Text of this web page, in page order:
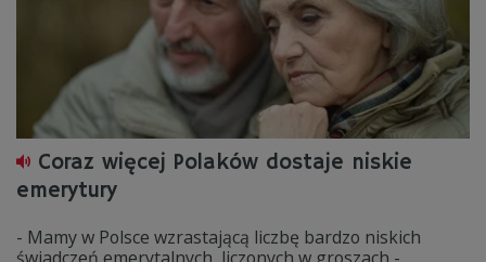
Coraz więcej Polaków dostaje niskie
emerytury
- Mamy w Polsce wzrastającą liczbę bardzo niskich